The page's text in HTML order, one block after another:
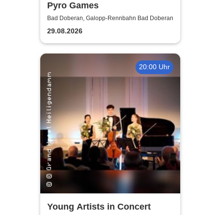
Pyro Games
Bad Doberan, Galopp-Rennbahn Bad Doberan
29.08.2026
20:00 Uhr
Young Artists in Concert